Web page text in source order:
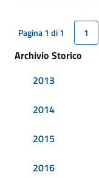
Pagina 1 di 1 1
Archivio Storico
2013
2014
2015
2016